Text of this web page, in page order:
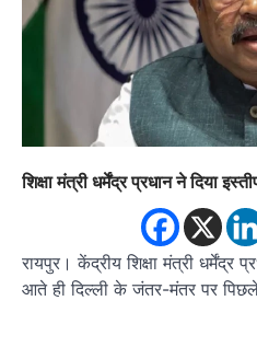
शिक्षा मंत्री धर्मेंद्र प्रधान ने दिया
रायपुर। केंद्रीय शिक्षा मंत्री
आते ही दिल्ली के जंतर-मंतर पर